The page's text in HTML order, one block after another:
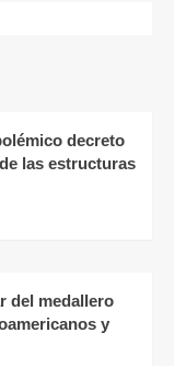
decreto
las estructuras
del medallero
y